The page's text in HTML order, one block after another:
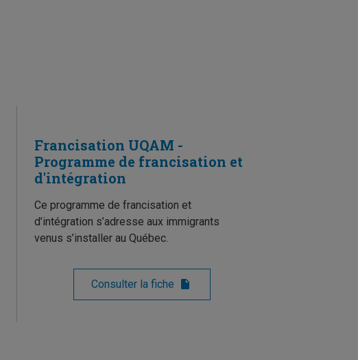
Francisation UQAM -
Programme de francisation et
d'intégration
Ce programme de francisation et
d’intégration s’adresse aux immigrants
venus s’installer au Québec.
Consulter la fiche